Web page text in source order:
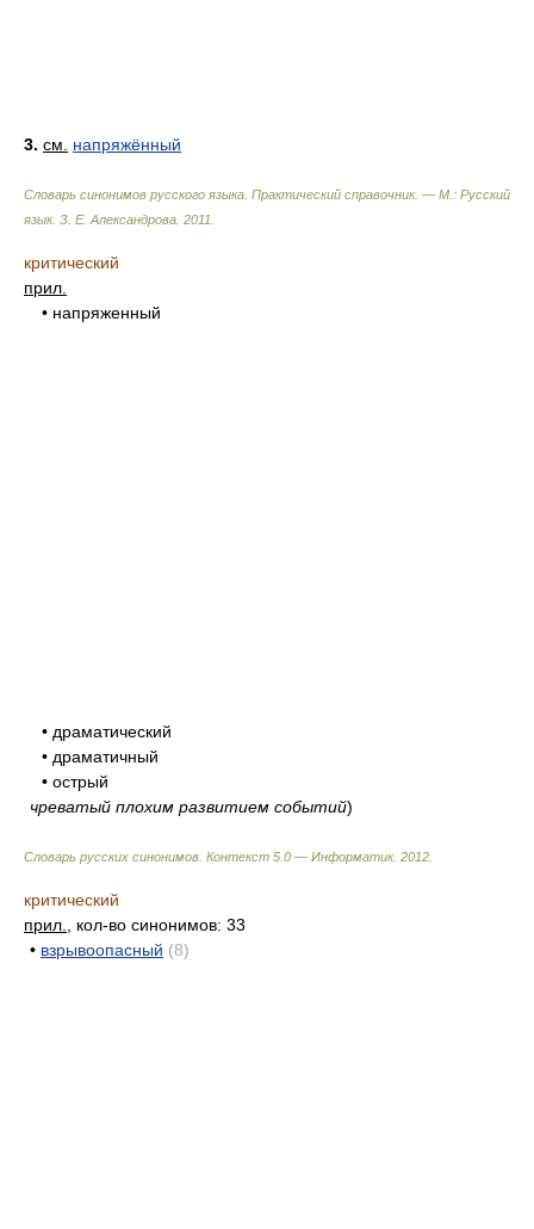
3. см. напряжённый
Словарь синонимов русского языка. Практический справочник. — М.: Русский
язык. З. Е. Александрова 2011
критический
прил.
• напряженный
• драматический
• драматичный
• острый
чреватый плохим развитием событий)
Словарь русских синонимов. Контекст 5.0 — Информатик. 2012
критический
прил.
, кол-во синонимов: 33
• взрывоопасный (8)